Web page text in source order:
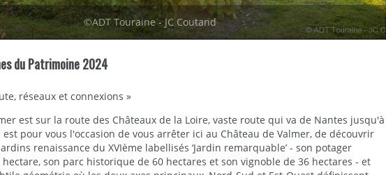
©ADT Touraine - JC Coutand
du Patrimoine 2024
réseaux et connexions »
est sur la route des Châteaux de la Loire, vaste route qui va de Nantes jusqu'à
est pour vous l'occasion de vous arrêter ici au Château de Valmer, de découvrir
renaissance du XVIème labellisés ‘Jardin remarquable’ - son potager
hectare, son parc historique de 60 hectares et son vignoble de 36 hectares - et